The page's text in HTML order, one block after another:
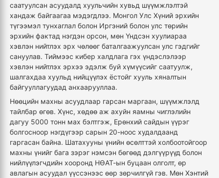
саатуулсан асуудалд хуульчийн хувьд шүүмжлэлтэй
хандаж байгаагаа мэдэгдлээ. Монгол Улс Хүний эрхийн
түгээмэл тунхаглал болон Иргэний болон улс төрийн
эрхийн фактад нэгдэн орсон, мөн Үндсэн хуулиараа
хэвлэн нийтлэх эрх чөлөөг баталгаажуулсан улс гэдгийг
сануулав. Тиймээс кибер халдлага гэх үндэслэлээр
хэвлэн нийтлэх эрхээ эдэлж буй хүмүүсийг саатуулж,
шалгахдаа хуульд нийцүүлэх ёстойг хууль хяналтын
байгууллагуудад анхаарууллаа.
Нөөцийн махны асуудлаар гарсан маргаан, шүүмжлэлд
тайлбар өгөв. Хүнс, хөдөө аж ахуйн яамны чиглэлийн
дагуу 5000 тонн мах бэлтгэж, Ерөнхий сайдын үүрэг
болгосноор нэгдүгээр сарын 20-ноос худалдаанд
гаргасан байна. Шатахууны үнийн өсөлттэй холбоотойгоор
махны үнийг бага зэрэг нэмсэн бөгөөд дэлгүүрүүд болон
нийлүүлэгчдийн хооронд НӨАТ-ын буцаан олголт, өр
авлагын асуудал үүссэнээс өөр зөрчилгүй гэв. Мөн Хэнтий